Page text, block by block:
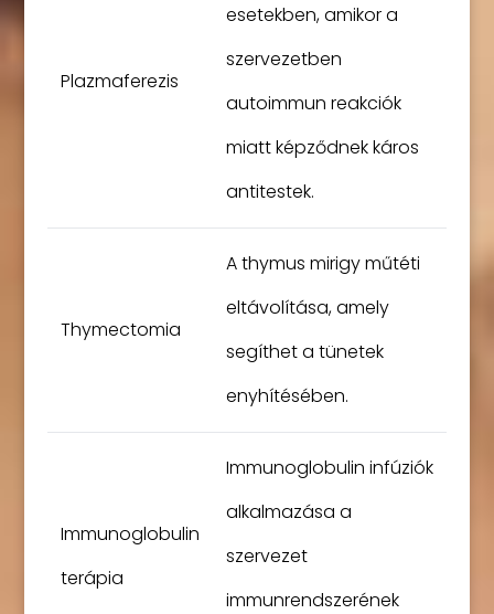
Plazmaferezis
esetekben, amikor a
szervezetben
autoimmun reakciók
miatt képződnek káros
antitestek.
Thymectomia
A thymus mirigy műtéti
eltávolítása, amely
segíthet a tünetek
enyhítésében.
Immunoglobulin
terápia
Immunoglobulin infúziók
alkalmazása a
szervezet
immunrendszerének